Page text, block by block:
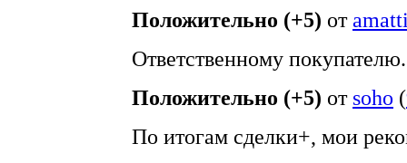
Положительно (+5) от
Ответственному
Положительно (+5) от soho (
По итогам сделки+, мои